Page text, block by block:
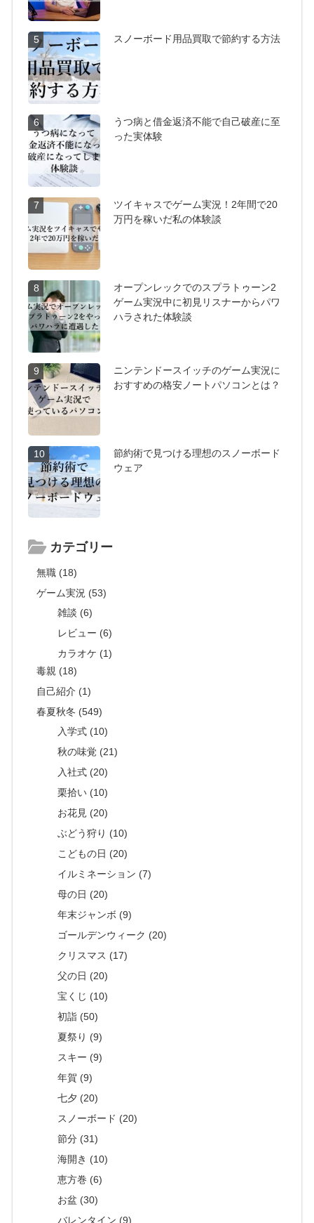
5 スノーボード用品買取で節約する方法
6
うつ病と借金返済不能で自己破産に至
った実体験
7
ツイキャスでゲーム実況！2年間で20
万円を稼いだ私の体験談
8
オープンレックでのスプラトゥーン2
ゲーム実況中に初見リスナーからパワ
ハラされた体験談
9
ニンテンドースイッチのゲーム実況に
おすすめの格安ノートパソコンとは？
10
節約術で見つける理想のスノーボード
ウェア
カテゴリー
無職 (18)
ゲーム実況 (53)
雑談 (6)
レビュー (6)
カラオケ (1)
毒親 (18)
自己紹介 (1)
春夏秋冬 (549)
入学式 (10)
秋の味覚 (21)
入社式 (20)
栗拾い (10)
お花見 (20)
ぶどう狩り (10)
こどもの日 (20)
イルミネーション (7)
母の日 (20)
年末ジャンボ (9)
ゴールデンウィーク (20)
クリスマス (17)
父の日 (20)
宝くじ (10)
初詣 (50)
夏祭り (9)
スキー (9)
年賀 (9)
七夕 (20)
スノーボード (20)
節分 (31)
海開き (10)
恵方巻 (6)
お盆 (30)
バレンタイン (9)